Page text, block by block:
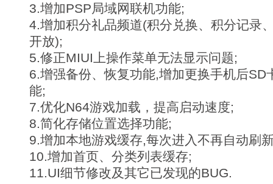
3.增加PSP局域网联机功能;
4.增加积分礼品频道(积分兑换、积分记录
开放);
5.修正MIUI上操作菜单无法显示问题;
6.增强备份、恢复功能,增加更换手机后SD
能;
7.优化N64游戏加载，提高启动速度;
8.简化存储位置选择功能;
9.增加本地游戏缓存,每次进入不再自动刷
10.增加首页、分类列表缓存;
11.UI细节修改及其它已发现的BUG.